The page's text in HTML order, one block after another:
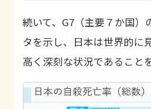
続いて、G7（主要７か国）
タを示し、日本は世界的に
高く深刻な状況であること